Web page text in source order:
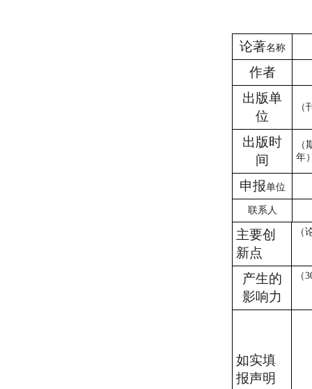
论著名称
作者
出版单
位
出版时
间
年
申报单位
联系人
主要创
新点
（
产生的
影响力
（
如实填
报声明